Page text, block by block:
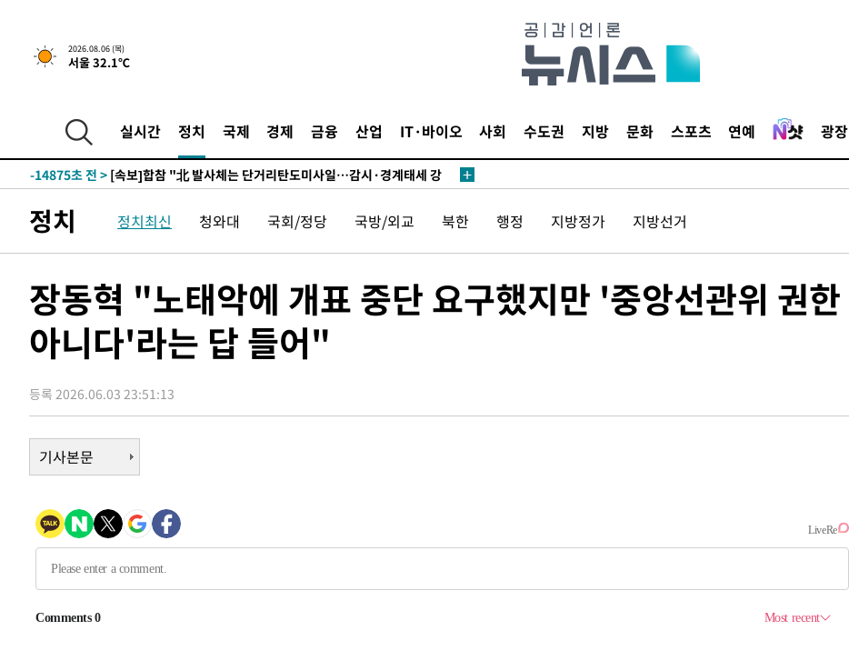
2026.08.06 (목)
서울 32.1℃
실시간 정치 국제 경제 금융 산업 IT·바이오 사회 수도권 지방 문화 스포츠 연예 광장
1시간 전 >트럼프, 한국계 진보 주지사 후보 맹공…"공산주의가 최대 위협"
-29279초 전 >
경찰, '홍명보는 2순위' 결론냈던 스포츠윤리센터도 압수수색
[속보]합참 "北 발사체는 단거리탄도미사일…감시·경계태세 강
화"
-14623초 전 > 日방위성, 北이 동해로 쏜 발사체는 탄도미사일 가능성
-12459초 전 > [속보]합참 "북, 동해상으로 미상 발사체 발사"
-11855초 전 >'낮 최고 39도' 불볕더위…한밤 열대야도 계속[내일날씨]
-11814초 전 > [속보]7~9일 프로야구 3연전도 폭염 취소…11일 재개
-11476초 전 >"韓 외환시장 개입 관측 배경엔 美의 대한국 무역적자 있어"
-11303초 전 >'월드컵 탈락 후폭풍' 축구협회…초유의 압수수색에 '충격·당황'
-11143초 전 >서울 낮 37.9도, 올여름 최고치 경신…영등포 순간 '40도'
-6595초 전 >
[속보]원·달러 환율, 0.7원 내린 1423.8원 마감
-1239초 전 >손흥민, 5경기 연속골 실패…LAFC는 승부차기 끝 과달라하라 격파
1시간 전 >내일까지 39도 '펄펄'…기상청 "태풍 지나며 폭염 잠시 꺾인다"
1시간 전 >
-31801초 전 >[속보] 뉴욕증시, 혼조 출발…나스닥 0.3%↓, 다우 0.14%↑
-30594초 전 >
정치 정치최신 청와대 국회/정당 국방/외교 북한 행정 지방정가 지방선거
장동혁 "노태악에 개표 중단 요구했지만 '중앙선관위 권한
아니다'라는 답 들어"
등록 2026.06.03 23:51:13
기사본문